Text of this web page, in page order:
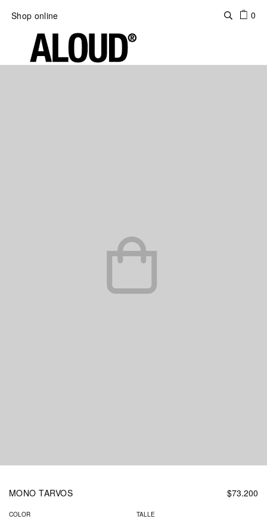
Shop online 0
MONO TARVOS $73.200
COLOR TALLE